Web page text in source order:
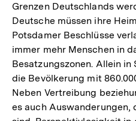
Grenzen Deutschlands
Deutsche müssen ihre
Potsdamer Beschlüsse
immer mehr Menschen in
Besatzungszonen. Allein
die Bevölkerung mit
Neben Vertreibung
es auch